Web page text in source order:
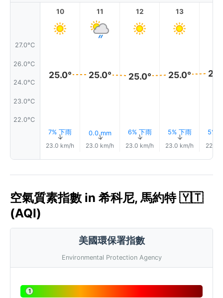
27.0°C
26.0°C
24.0°C
23.0°C
22.0°C
10
25.0°
7% 下雨
↑
23.0 km/h
11
25.0°
0.0 mm
↑
23.0 km/h
12
25.0°
6% 下雨
↑
23.0 km/h
13
25.0°
5% 下雨
↑
23.0 km/h
5%
22.0
空氣質素指數 in 希科尼, 馬約特 🇾🇹
(AQI)
美國環保署指數
Environmental Protection Agency
1